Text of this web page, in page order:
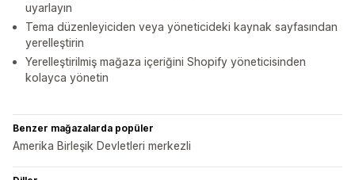
uyarlayın
Tema düzenleyiciden veya yöneticideki kaynak sayfasından
yerelleştirin
Yerelleştirilmiş mağaza içeriğini Shopify yöneticisinden
kolayca yönetin
Benzer mağazalarda popüler
Amerika Birleşik Devletleri merkezli